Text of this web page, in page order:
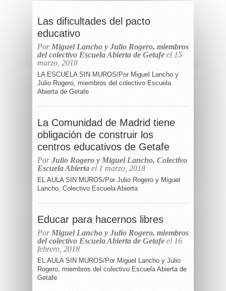
Las dificultades del pacto
educativo
Por Miguel Lancho y Julio Rogero, miembros
del colectivo Escuela Abierta de Getafe el 15
marzo, 2018
LA ESCUELA SIN MUROS/Por Miguel Lancho y
Julio Rogero, miembros del colectivo Escuela
Abierta de Getafe
La Comunidad de Madrid tiene
obligación de construir los
centros educativos de Getafe
PorJulio Rogero y Miguel Lancho, Colectivo
Escuela Abierta el 1 marzo, 2018
EL AULA SIN MUROS/Por Julio Rogero y Miguel
Lancho, Colectivo Escuela Abierta
Educar para hacernos libres
Por Miguel Lancho y Julio Rogero, miembros
del colectivo Escuela Abierta de Getafe el 16
febrero, 2018
EL AULA SIN MUROS/Por Miguel Lancho y Julio
Rogero, miembros del colectivo Escuela Abierta de
Getafe